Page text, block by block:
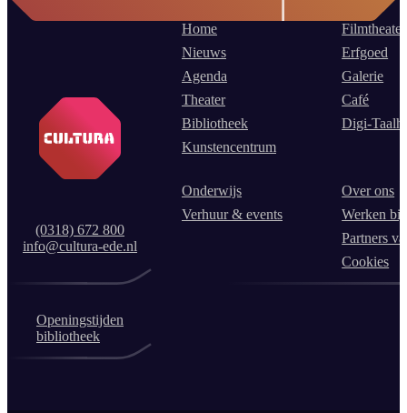
(0318) 672 800
info@cultura-ede.nl
Home
Nieuws
Agenda
Theater
Bibliotheek
Kunstencentrum
Filmtheater
Erfgoed
Galerie
Café
Digi-
Onderwijs
Verhuur & events
Over ons
Werken
Partners
Cookies
Openingstijden
bibliotheek